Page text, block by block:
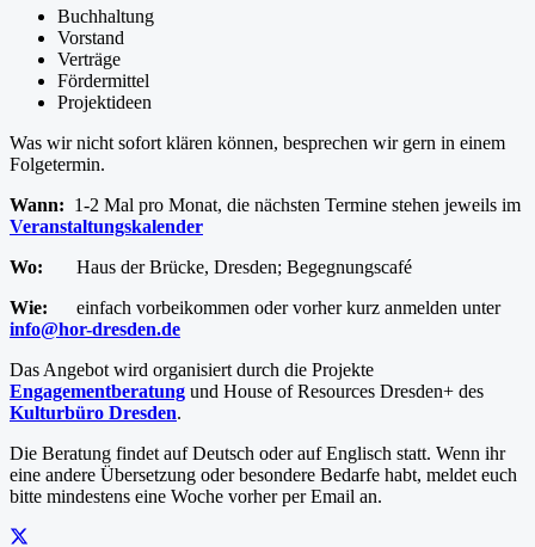
Buchhaltung
Vorstand
Verträge
Fördermittel
Projektideen
Was wir nicht sofort klären können, besprechen wir gern in einem
Folgetermin.
Wann: 1-2 Mal pro Monat, die nächsten Termine stehen jeweils im
Veranstaltungskalender
Wo: Haus der Brücke, Dresden; Begegnungscafé
Wie:
einfach vorbeikommen oder vorher kurz anmelden unter
info@hor-dresden.de
Das Angebot wird organisiert durch die Projekte
Engagementberatung und House of Resources Dresden+ des
Kulturbüro Dresden.
Die Beratung findet auf Deutsch oder auf Englisch statt. Wenn ihr
eine andere Übersetzung oder besondere Bedarfe habt, meldet euch
bitte mindestens eine Woche vorher per Email an.